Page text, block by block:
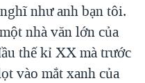
TỪ NÔNG THÔN MỸ
như anh bạn tôi.
nhà văn lớn của
thế kỉ XX mà trước
vào mắt xanh của